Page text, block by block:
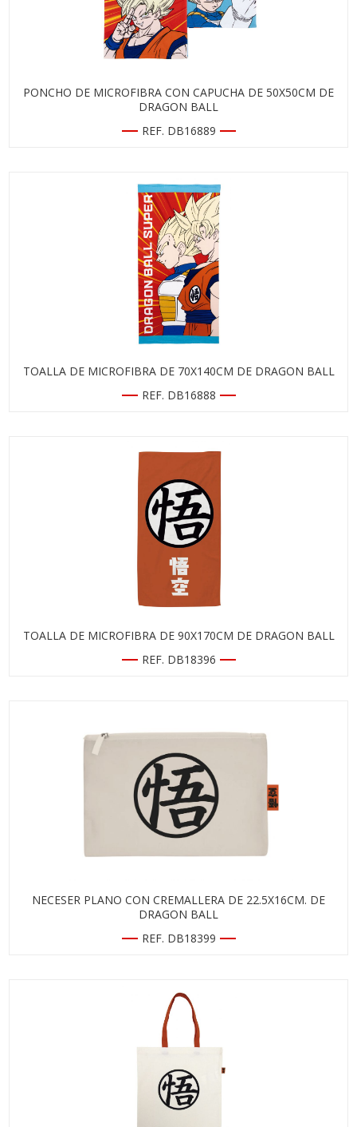
PONCHO DE MICROFIBRA CON CAPUCHA DE 50X50CM DE
DRAGON BALL
REF. DB16889
TOALLA DE MICROFIBRA DE 70X140CM DE DRAGON BALL
REF. DB16888
TOALLA DE MICROFIBRA DE 90X170CM DE DRAGON BALL
REF. DB18396
NECESER PLANO CON CREMALLERA DE 22.5X16CM. DE
DRAGON BALL
REF. DB18399